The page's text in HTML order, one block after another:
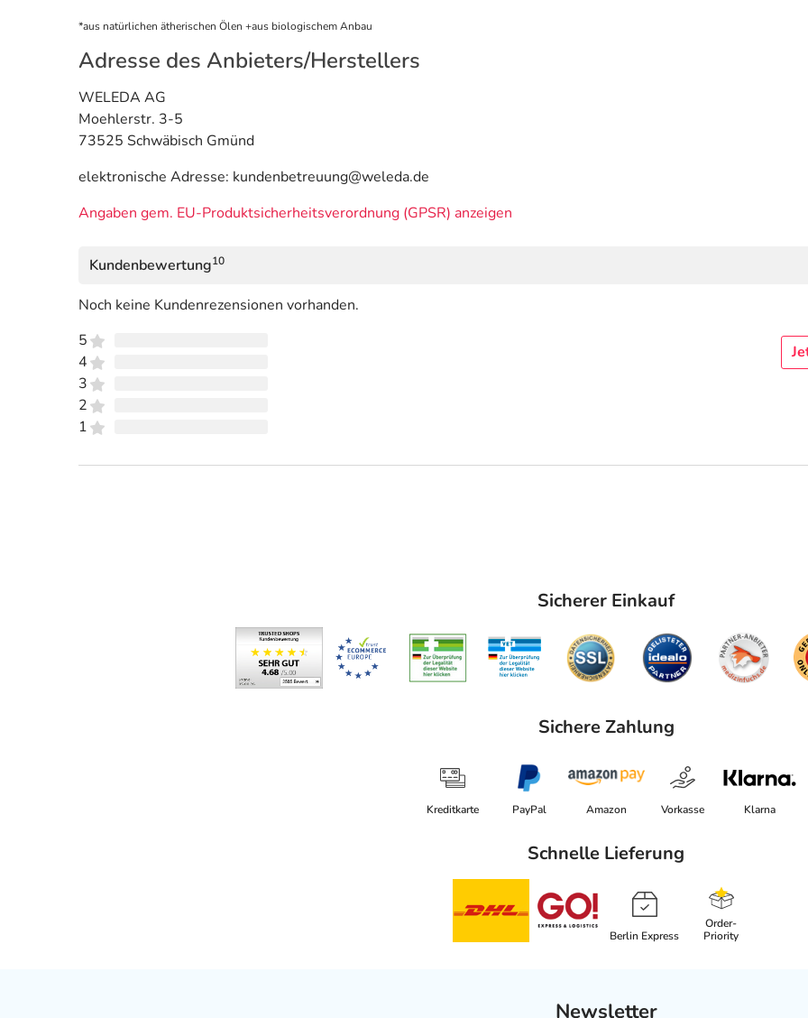
*aus natürlichen ätherischen Ölen +aus biologischem Anbau
Adresse des Anbieters/Herstellers
WELEDA AG
Moehlerstr. 3-5
73525 Schwäbisch Gmünd
elektronische Adresse: kundenbetreuung@weleda.de
Angaben gem. EU-Produktsicherheitsverordnung (GPSR) anzeigen
Kundenbewertung10
Noch keine Kundenrezensionen vorhanden.
5
4
3
2
1
Sicherer Einkauf
Sichere Zahlung
Kreditkarte PayPal Amazon Vorkasse Klarna
Schnelle Lieferung
Berlin Express
Order-
Priority
Newsletter